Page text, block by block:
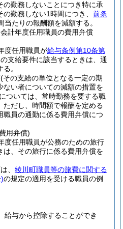
の勤務しないことにつき特に承
勤務しない1時間につき、 前条
当たりの報酬額を減額する。
計年度任用職員の費用弁償
度任用職員が給与条例第10条第
支給要件に該当するときは、通
。
(その支給の単位となる一定の期
ない者についての減額の措置を
ついては、常時勤務を要する職
ただし、時間額で報酬を定める
職員の通勤に係る費用弁償につ
用弁償)
度任用職員が公務のための旅行
は、その旅行に係る費用弁償を
、 綾川町職員等の旅費に関する
の規定の適用を受ける職員の例
給与から控除することができ